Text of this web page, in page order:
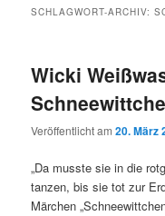
SCHLAGWORT-ARCHIV:
Wicki
Veröffentlicht am20. März
„Da musste sie in die
tanzen, bis sie tot zur
Märchen